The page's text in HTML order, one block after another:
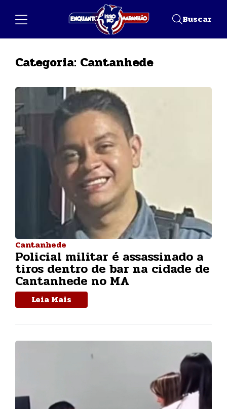
Buscar
Categoria: Cantanhede
Cantanhede
Policial militar é assassinado a
tiros dentro de bar na cidade de
Cantanhede no MA
Leia Mais